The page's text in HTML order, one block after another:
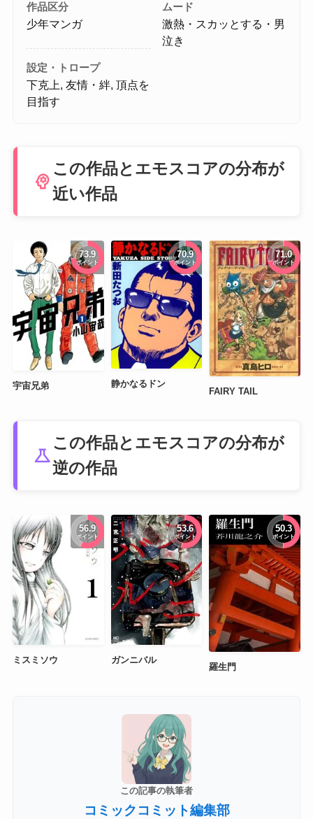
作品区分
少年マンガ
ムード
激熱・スカッとする・男
泣き
設定・トロープ
下克上, 友情・絆, 頂点を
目指す
psychology
この作品とエモスコアの分布が
近い作品
73.9
ポイント
宇宙兄弟
70.9
ポイント
静かなるドン
71.0
ポイント
FAIRY TAIL
science
この作品とエモスコアの分布が
逆の作品
56.9
ポイント
ミスミソウ
53.6
ポイント
ガンニバル
50.3
ポイント
羅生門
この記事の執筆者
コミックコミット編集部